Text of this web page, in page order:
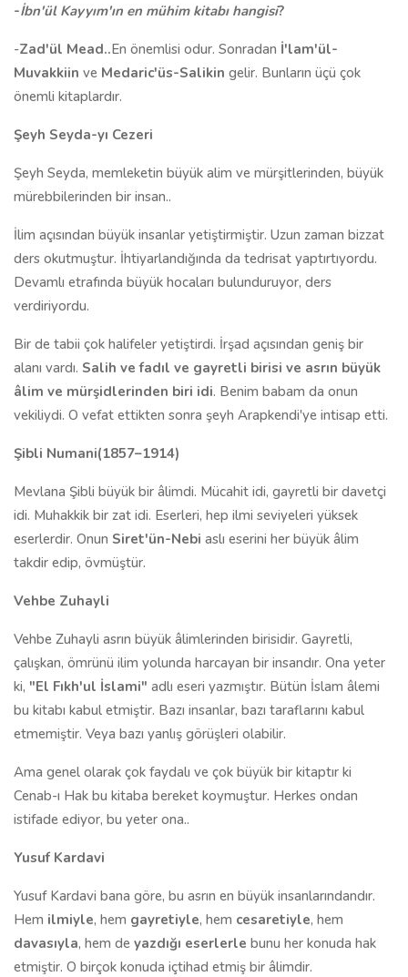
-İbn'ül Kayyım'ın en mühim kitabı hangisi?
-Zad'ül Mead..En önemlisi odur. Sonradan İ'lam'ül-
Muvakkiin ve Medaric'üs-Salikin gelir. Bunların üçü çok
önemli kitaplardır.
Şeyh Seyda-yı Cezeri
Şeyh Seyda, memleketin büyük alim ve mürşitlerinden, büyük
mürebbilerinden bir insan..
İlim açısından büyük insanlar yetiştirmiştir. Uzun zaman bizzat
ders okutmuştur. İhtiyarlandığında da tedrisat yaptırtıyordu.
Devamlı etrafında büyük hocaları bulunduruyor, ders
verdiriyordu.
Bir de tabii çok halifeler yetiştirdi. İrşad açısından geniş bir
alanı vardı. Salih ve fadıl ve gayretli birisi ve asrın büyük
âlim ve mürşidlerinden biri idi. Benim babam da onun
vekiliydi. O vefat ettikten sonra şeyh Arapkendi'ye intisap etti.
Şibli Numani(1857–1914)
Mevlana Şibli büyük bir âlimdi. Mücahit idi, gayretli bir davetçi
idi. Muhakkik bir zat idi. Eserleri, hep ilmi seviyeleri yüksek
eserlerdir. Onun Siret'ün-Nebi aslı eserini her büyük âlim
takdir edip, övmüştür.
Vehbe Zuhayli
Vehbe Zuhayli asrın büyük âlimlerinden birisidir. Gayretli,
çalışkan, ömrünü ilim yolunda harcayan bir insandır. Ona yeter
ki, "El Fıkh'ul İslami" adlı eseri yazmıştır. Bütün İslam âlemi
bu kitabı kabul etmiştir. Bazı insanlar, bazı taraflarını kabul
etmemiştir. Veya bazı yanlış görüşleri olabilir.
Ama genel olarak çok faydalı ve çok büyük bir kitaptır ki
Cenab-ı Hak bu kitaba bereket koymuştur. Herkes ondan
istifade ediyor, bu yeter ona..
Yusuf Kardavi
Yusuf Kardavi bana göre, bu asrın en büyük insanlarındandır.
Hem ilmiyle, hem gayretiyle, hem cesaretiyle, hem
davasıyla, hem de yazdığı eserlerle bunu her konuda hak
etmiştir. O birçok konuda içtihad etmiş bir âlimdir.